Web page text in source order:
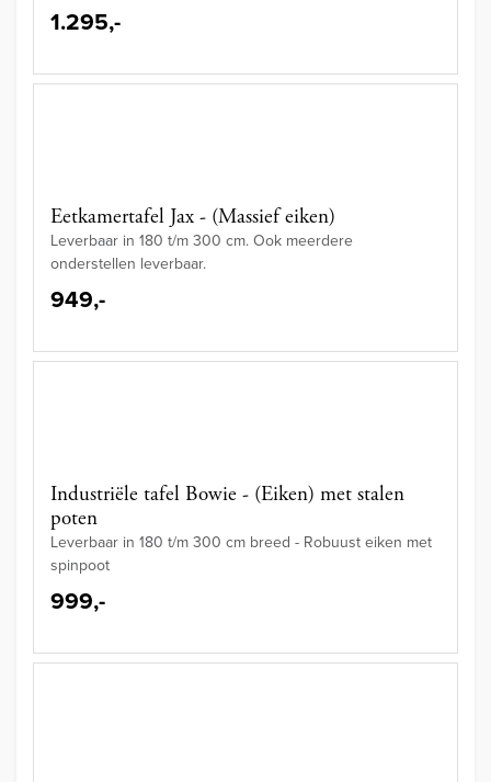
1.295,-
Eetkamertafel Jax - (Massief eiken)
Leverbaar in 180 t/m 300 cm. Ook meerdere
onderstellen leverbaar.
949,-
Industriële tafel Bowie - (Eiken) met stalen
poten
Leverbaar in 180 t/m 300 cm breed - Robuust eiken met
spinpoot
999,-